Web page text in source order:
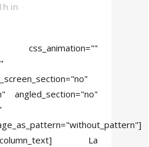
in
angled_section="no"
La